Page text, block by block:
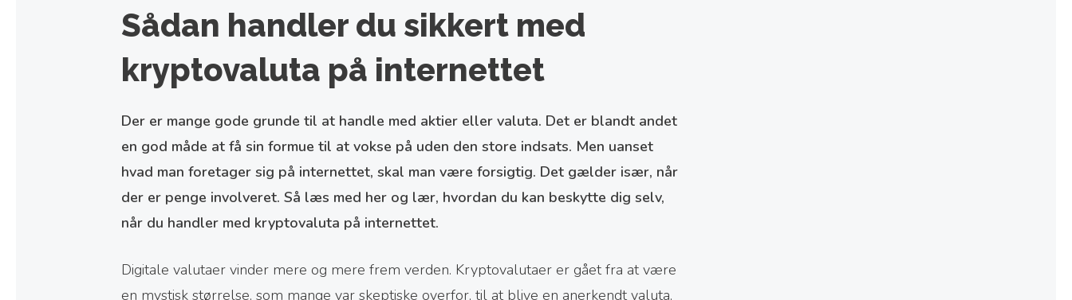
Sådan handler du sikkert med
kryptovaluta på internettet
Der er mange gode grunde til at handle med aktier eller valuta. Det er blandt andet
en god måde at få sin formue til at vokse på uden den store indsats. Men uanset
hvad man foretager sig på internettet, skal man være forsigtig. Det gælder især, når
der er penge involveret. Så læs med her og lær, hvordan du kan beskytte dig selv,
når du handler med kryptovaluta på internettet.
Digitale valutaer vinder mere og mere frem verden. Kryptovalutaer er gået fra at være
en mystisk størrelse, som mange var skeptiske overfor, til at blive en anerkendt valuta,